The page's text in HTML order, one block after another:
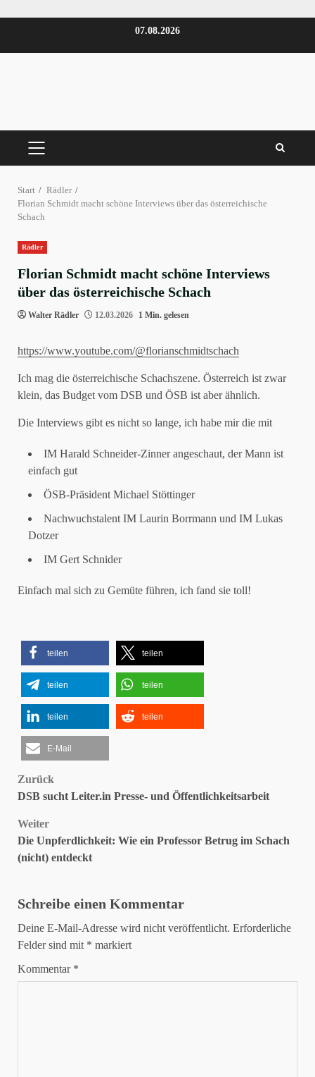
07.08.2026
PRIMÄRES
Start
Rädler
Florian Schmidt macht schöne Interviews über das österreichische
Schach
Rädler
Florian Schmidt macht schöne Interviews
über das österreichische Schach
Walter Rädler 12.03.2026 1 Min. gelesen
https://www.youtube.com/@florianschmidtschach
Ich mag die österreichische Schachszene. Österreich ist zwar
klein, das Budget vom DSB und ÖSB ist aber ähnlich.
Die Interviews gibt es nicht so lange, ich habe mir die mit
IM Harald Schneider-Zinner angeschaut, der Mann ist
einfach gut
ÖSB-Präsident Michael Stöttinger
Nachwuchstalent IM Laurin Borrmann und IM Lukas
Dotzer
IM Gert Schnider
Einfach mal sich zu Gemüte führen, ich fand sie toll!
teilen teilen
teilen teilen
teilen teilen
E-Mail
Beitragsnavigation
Zurück
DSB sucht Leiter.in Presse- und Öffentlichkeitsarbeit
Weiter
Die Unpferdlichkeit: Wie ein Professor Betrug im Schach
(nicht) entdeckt
Schreibe einen Kommentar
Deine E-Mail-Adresse wird nicht veröffentlicht. Erforderliche
Felder sind mit * markiert
Kommentar *